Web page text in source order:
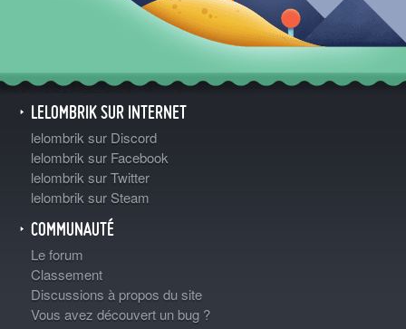
LELOMBRIK SUR INTERNET
lelombrik sur Discord
lelombrik sur Facebook
lelombrik sur Twitter
lelombrik sur Steam
COMMUNAUTÉ
Le forum
Classement
Discussions à propos du site
Vous avez découvert un bug ?